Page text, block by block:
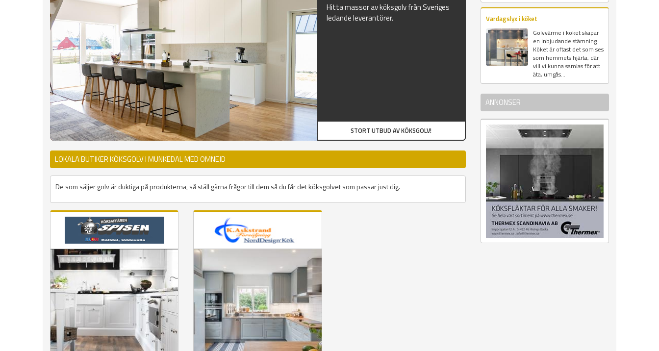
Hitta massor av köksgolv från Sveriges
ledande leverantörer.
STORT UTBUD AV KÖKSGOLV!
LOKALA BUTIKER KÖKSGOLV I MUNKEDAL MED OMNEJD
De som säljer golv är duktiga på produkterna, så ställ gärna frågor till dem så du får det köksgolvet som passar just dig.
Vardagslyx i köket
Golvvärme i köket skapar
en inbjudande stämning
Köket är oftast det som ses
som hemmets hjärta, där
vill vi kunna samlas för att
äta, umgås...
ANNONSER